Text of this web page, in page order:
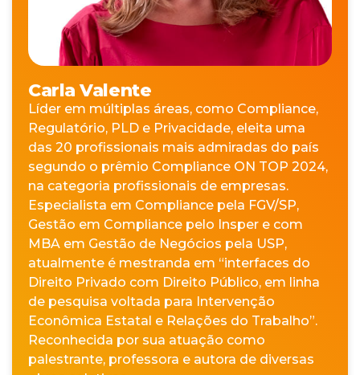
Carla Valente
Líder em múltiplas áreas, como Compliance,
Regulatório, PLD e Privacidade, eleita uma
das 20 profissionais mais admiradas do país
segundo o prêmio Compliance ON TOP 2024,
na categoria profissionais de empresas.
Especialista em Compliance pela FGV/SP,
Gestão em Compliance pelo Insper e com
MBA em Gestão de Negócios pela USP,
atualmente é mestranda em “interfaces do
Direito Privado com Direito Público, em linha
de pesquisa voltada para Intervenção
Econômica Estatal e Relações do Trabalho”.
Reconhecida por sua atuação como
palestrante, professora e autora de diversas